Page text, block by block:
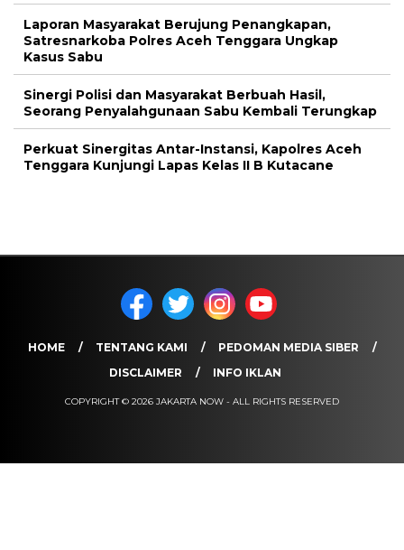
Laporan Masyarakat Berujung Penangkapan,
Satresnarkoba Polres Aceh Tenggara Ungkap
Kasus Sabu
Sinergi Polisi dan Masyarakat Berbuah Hasil,
Seorang Penyalahgunaan Sabu Kembali Terungkap
Perkuat Sinergitas Antar-Instansi, Kapolres Aceh
Tenggara Kunjungi Lapas Kelas II B Kutacane
HOME TENTANG KAMI
PEDOMAN MEDIA SIBER
DISCLAIMER
INFO IKLAN
COPYRIGHT © 2026 JAKARTA NOW - ALL RIGHTS RESERVED